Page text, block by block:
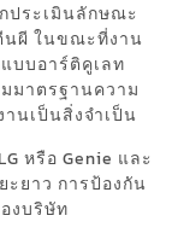
ประเมินลักษณะ
นผี ในขณะที่งาน
บบอาร์ติคูเลท
มาตรฐานความ
นเป็นสิ่งจำเป็น
หรือ Genie และ
ยาว การป้องกัน
งบริษัท